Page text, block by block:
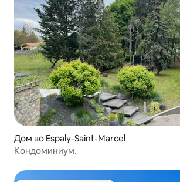
Дом во Espaly-Saint-Marcel
Кондоминиум.